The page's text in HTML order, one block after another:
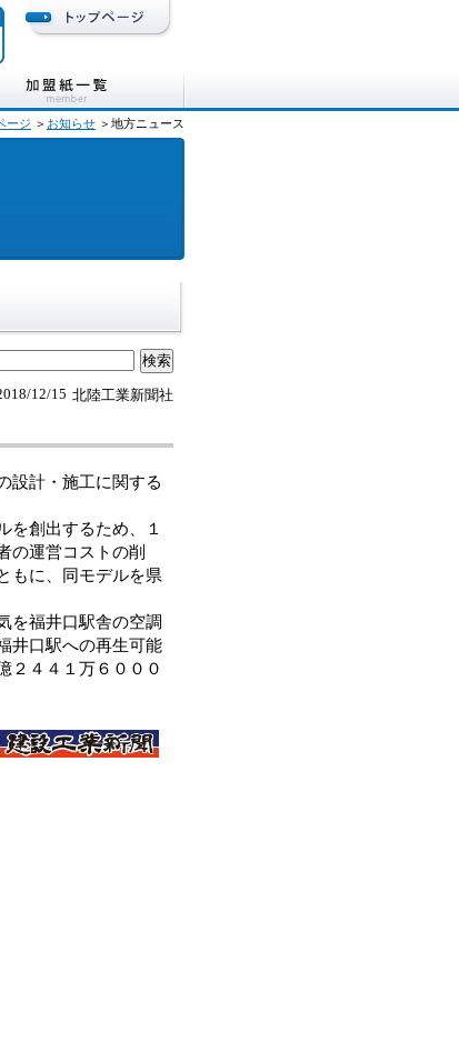
ージ ＞ お知らせ ＞地方ニュース
北陸工業新聞社
12/15
設計・施工に関する
創出するため、１
の運営コストの削
もに、同モデルを県
を福井口駅舎の空調
井口駅への再生可能
２４４１万６０００